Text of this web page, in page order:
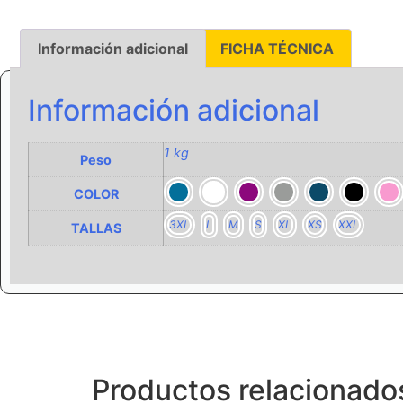
Información adicional FICHA TÉCNICA
Información adicional
Peso 1 kg
COLOR
TALLAS 3XL L M S XL XS XXL
Productos